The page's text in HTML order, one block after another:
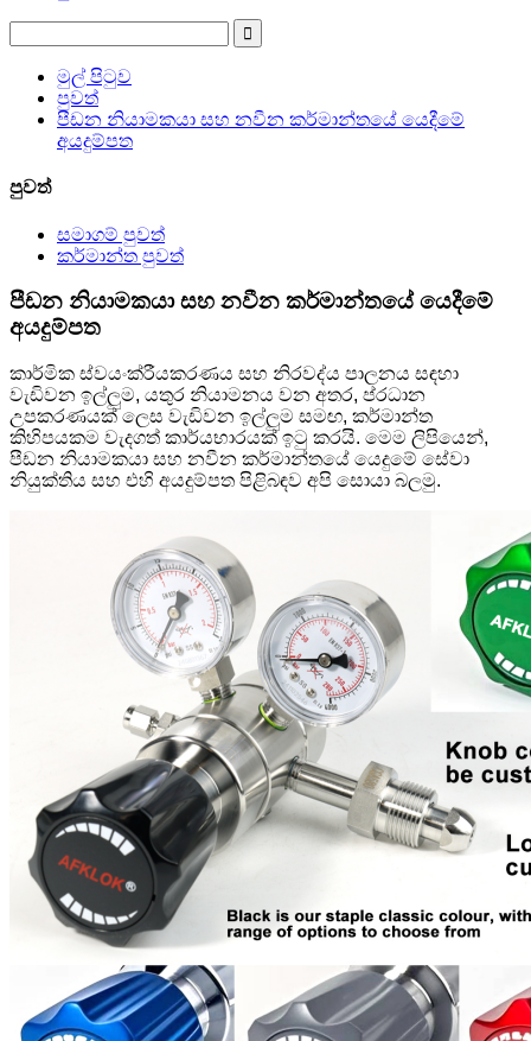
මුල් පිටුව
පුවත්
පීඩන නියාමකයා සහ නවීන කර්මාන්තයේ යෙදීමේ
අයදුම්පත
පුවත්
සමාගම් පුවත්
කර්මාන්ත පුවත්
පීඩන නියාමකයා සහ නවීන කර්මාන්තයේ යෙදීමේ
අයදුම්පත
කාර්මික ස්වයංක්රීයකරණය සහ නිරවද්ය පාලනය සඳහා
වැඩිවන ඉල්ලුම, යතුර නියාමනය වන අතර, ප්රධාන
උපකරණයක් ලෙස වැඩිවන ඉල්ලුම සමඟ, කර්මාන්ත
කිහිපයකම වැදගත් කාර්යභාරයක් ඉටු කරයි. මෙම ලිපියෙන්,
පීඩන නියාමකයා සහ නවීන කර්මාන්තයේ යෙදුමේ සේවා
නියුක්තිය සහ එහි අයදුම්පත පිළිබඳව අපි සොයා බලමු.